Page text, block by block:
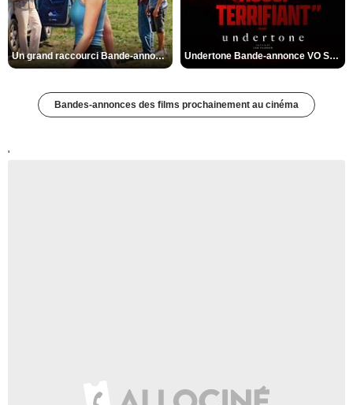
Un grand raccourci Bande-annonce VF Undertone Bande-annonce VO STFR
Bandes-annonces des films prochainement au cinéma
'